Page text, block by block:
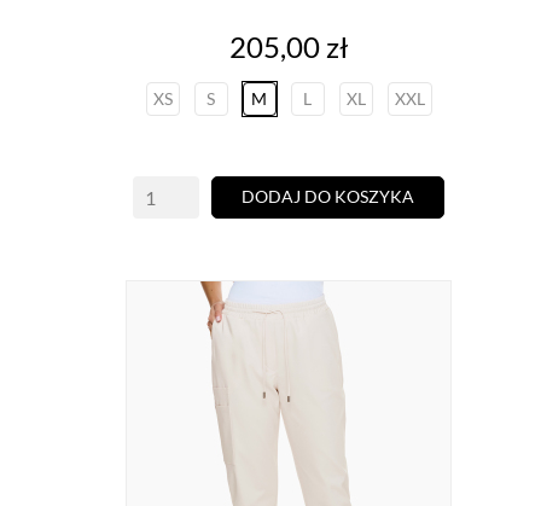
Cena
205,00 zł
XS S M L XL XXL
DODAJ DO KOSZYKA